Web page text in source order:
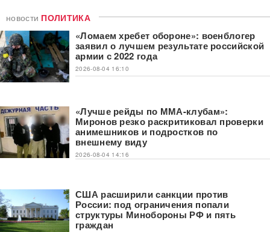
новости ПОЛИТИКА
«Ломаем хребет обороне»: военблогер
заявил о лучшем результате российской
армии с 2022 года
2026-08-04 16:10
«Лучше рейды по ММА-клубам»:
Миронов резко раскритиковал проверки
анимешников и подростков по
внешнему виду
2026-08-04 14:16
США расширили санкции против
России: под ограничения попали
структуры Минобороны РФ и пять
граждан